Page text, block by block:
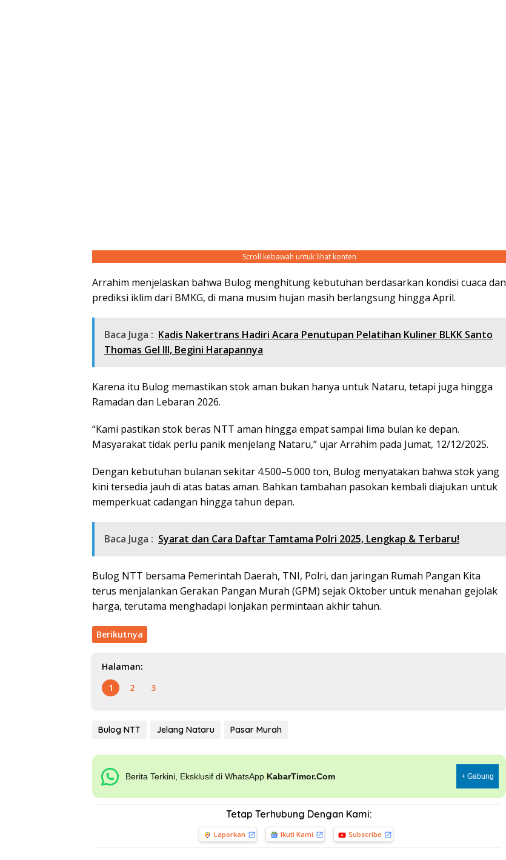
Scroll kebawah untuk lihat konten
Arrahim menjelaskan bahwa Bulog menghitung kebutuhan berdasarkan kondisi cuaca dan
prediksi iklim dari BMKG, di mana musim hujan masih berlangsung hingga April.
Baca Juga : Kadis Nakertrans Hadiri Acara Penutupan Pelatihan Kuliner BLKK Santo
Thomas Gel III, Begini Harapannya
Karena itu Bulog memastikan stok aman bukan hanya untuk Nataru, tetapi juga hingga
Ramadan dan Lebaran 2026.
“Kami pastikan stok beras NTT aman hingga empat sampai lima bulan ke depan.
Masyarakat tidak perlu panik menjelang Nataru,” ujar Arrahim pada Jumat, 12/12/2025.
Dengan kebutuhan bulanan sekitar 4.500–5.000 ton, Bulog menyatakan bahwa stok yang
kini tersedia jauh di atas batas aman. Bahkan tambahan pasokan kembali diajukan untuk
memperkuat cadangan hingga tahun depan.
Baca Juga : Syarat dan Cara Daftar Tamtama Polri 2025, Lengkap & Terbaru!
Bulog NTT bersama Pemerintah Daerah, TNI, Polri, dan jaringan Rumah Pangan Kita
terus menjalankan Gerakan Pangan Murah (GPM) sejak Oktober untuk menahan gejolak
harga, terutama menghadapi lonjakan permintaan akhir tahun.
Berikutnya
Halaman:
1
2 3
Bulog NTT Jelang Nataru Pasar Murah
Berita Terkini, Eksklusif di WhatsApp KabarTimor.Com + Gabung
Tetap Terhubung Dengan Kami:
Laporkan Ikuti Kami Subscribe